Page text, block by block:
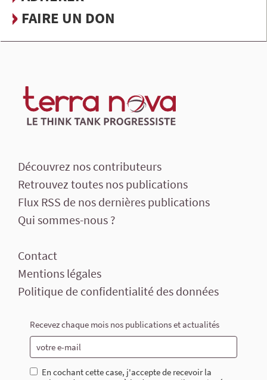
FAIRE UN DON
Découvrez nos contributeurs
Retrouvez toutes nos publications
Flux RSS de nos dernières publications
Qui sommes-nous ?
Contact
Mentions légales
Politique de confidentialité des données
Recevez chaque mois nos publications et actualités
En cochant cette case, j'accepte de recevoir la